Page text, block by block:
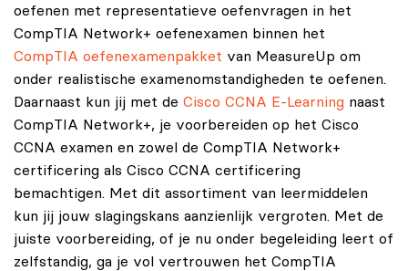
oefenen met representatieve oefenvragen in het
CompTIA Network+ oefenexamen binnen het
CompTIA oefenexamenpakket van MeasureUp om
onder realistische examenomstandigheden te oefenen.
Daarnaast kun jij met de Cisco CCNA E-Learning naast
CompTIA Network+, je voorbereiden op het Cisco
CCNA examen en zowel de CompTIA Network+
certificering als Cisco CCNA certificering
bemachtigen. Met dit assortiment van leermiddelen
kun jij jouw slagingskans aanzienlijk vergroten. Met de
juiste voorbereiding, of je nu onder begeleiding leert of
zelfstandig, ga je vol vertrouwen het CompTIA